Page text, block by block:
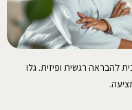
להבראה רגשית ופיזית. גלו